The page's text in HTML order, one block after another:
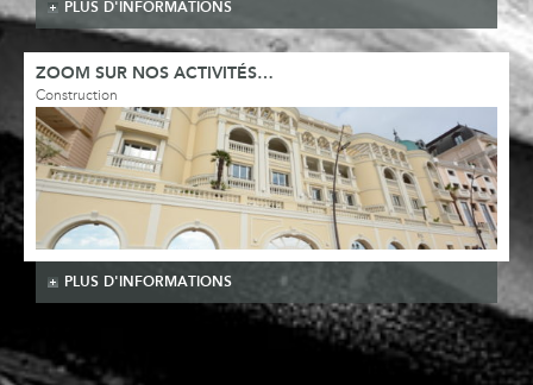
PLUS D'INFORMATIONS
ZOOM SUR NOS ACTIVITÉS…
Construction
PLUS D'INFORMATIONS